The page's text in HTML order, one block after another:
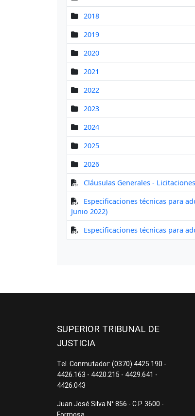
SUPERIOR TRIBUNAL DE
JUSTICIA
Tel. Conmutador: (0370) 4425.190 -
4426.163 - 4420.215 - 4429.641 -
4426.043
Juan José Silva N° 856 - C.P. 3600 -